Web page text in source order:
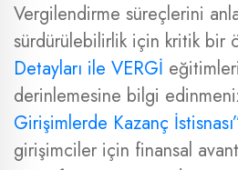
Vergilendirme süreçlerini
sürdürülebilirlik için kritik bir
Detayları ile VERGİ
derinlemesine bilgi
Girişimlerde Kazanç
girişimciler için finansal